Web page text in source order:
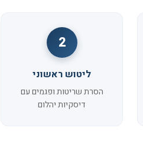
2
ליטוש ראשוני
הסרת שריטות ופגמים עם
דיסקיות יהלום